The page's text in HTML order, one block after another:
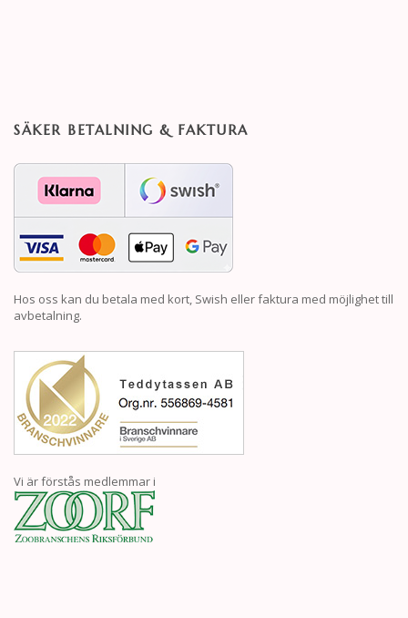
SÄKER BETALNING & FAKTURA
Hos oss kan du betala med kort, Swish eller faktura med möjlighet till
avbetalning.
Vi är förstås medlemmar i